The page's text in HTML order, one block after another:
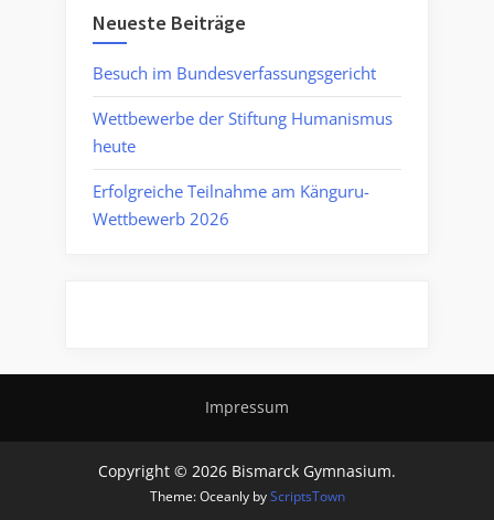
Neueste Beiträge
Besuch im Bundesverfassungsgericht
Wettbewerbe der Stiftung Humanismus
heute
Erfolgreiche Teilnahme am Känguru-
Wettbewerb 2026
Impressum
Copyright © 2026 Bismarck Gymnasium.
Theme: Oceanly byScriptsTown